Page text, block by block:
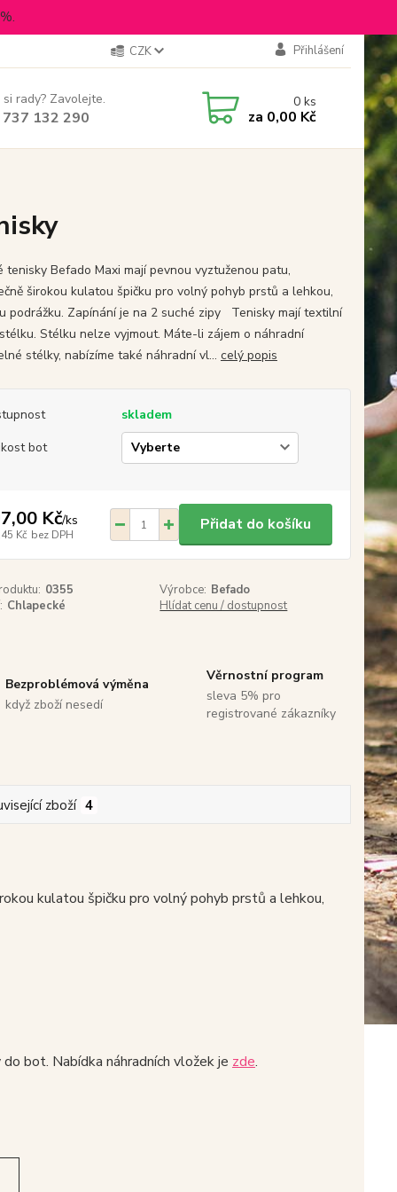
CZK Přihlášení
rady? Zavolejte.
132 290
0ks
za 0,00 Kč
tenisky Befado Maxi mají pevnou vyztuženou patu,
širokou kulatou špičku pro volný pohyb prstů a lehkou,
podrážku. Zapínání je na 2 suché zipy Tenisky mají textilní
Stélku nelze vyjmout. Máte-li zájem o náhradní
stélky, nabízíme také náhradní vl... celý popis
skladem
bot
Kč/ks
Kč bez DPH
Přidat do košíku
0355 Výrobce: Befado
Chlapecké Hlídat cenu / dostupnost
Bezproblémová výměna
když zboží nesedí
Věrnostní program
sleva 5% pro
registrované zákazníky
zboží 4
kulatou špičku pro volný pohyb prstů a lehkou,
bot. Nabídka náhradních vložek je zde.